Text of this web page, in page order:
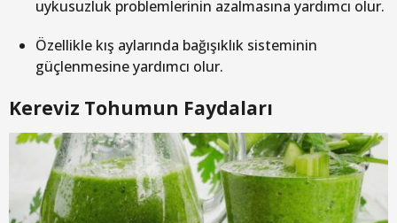
uykusuzluk problemlerinin azalmasına yardımcı olur.
Özellikle kış aylarında bağışıklık sisteminin
güçlenmesine yardımcı olur.
Kereviz Tohumun Faydaları